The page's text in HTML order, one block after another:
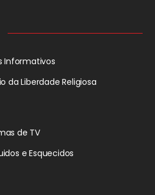
Informativos
da Liberdade Religiosa
de TV
e Esquecidos